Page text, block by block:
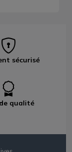
sécurisé
qualité